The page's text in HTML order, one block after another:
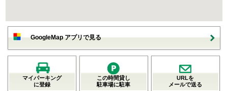
GoogleMap アプリで見る
マイパーキング
に登録
この時間貸し
駐車場に駐車
URLを
メールで送る